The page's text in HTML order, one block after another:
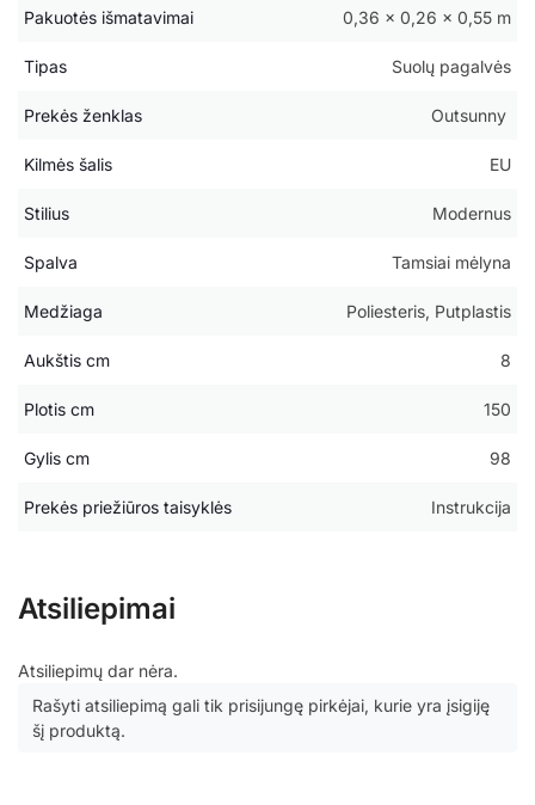
Pakuotės išmatavimai 0,36 × 0,26 × 0,55 m
Tipas Suolų pagalvės
Prekės ženklas Outsunny
Kilmės šalis EU
Stilius Modernus
Spalva Tamsiai mėlyna
Medžiaga Poliesteris, Putplastis
Aukštis cm 8
Plotis cm 150
Gylis cm 98
Prekės priežiūros taisyklės Instrukcija
Atsiliepimai
Atsiliepimų dar nėra.
Rašyti atsiliepimą gali tik prisijungę pirkėjai, kurie yra įsigiję
šį produktą.